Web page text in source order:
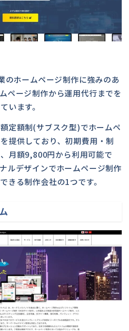
ホームページ制作に強みのあ
ページ制作から運用代行までを
います。
定額制(サブスク型)でホームペ
提供しており、初期費用・制
月額9,800円から利用可能で
ルデザインでホームページ制作
きる制作会社の1つです。